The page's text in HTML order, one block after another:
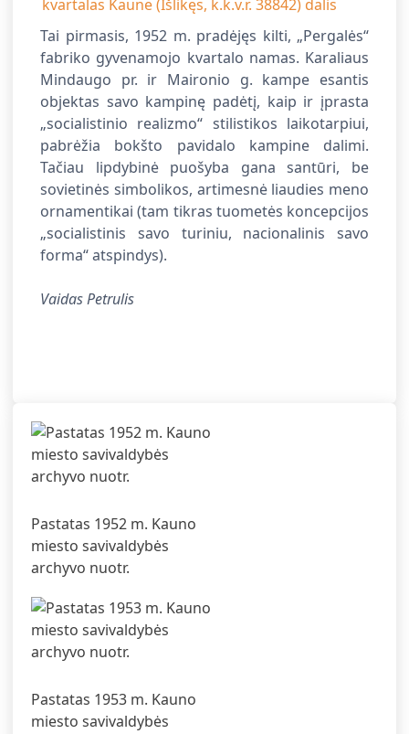
kvartalas Kaune(Išlikęs, k.k.v.r. 38842) dalis
Tai pirmasis, 1952 m. pradėjęs kilti, „Pergalės“
fabriko gyvenamojo kvartalo namas. Karaliaus
Mindaugo pr. ir Maironio g. kampe esantis
objektas savo kampinę padėtį, kaip ir įprasta
„socialistinio realizmo“ stilistikos laikotarpiui,
pabrėžia bokšto pavidalo kampine dalimi.
Tačiau lipdybinė puošyba gana santūri, be
sovietinės simbolikos, artimesnė liaudies meno
ornamentikai (tam tikras tuometės koncepcijos
„socialistinis savo turiniu, nacionalinis savo
forma“ atspindys).
Vaidas Petrulis
Pastatas 1952 m. Kauno
miesto savivaldybės
archyvo nuotr.
Pastatas 1953 m. Kauno
miesto savivaldybės